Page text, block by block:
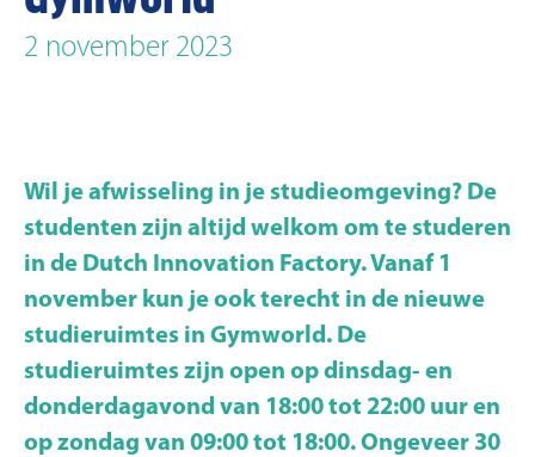
2 november 2023
Wil je afwisseling in je studieomgeving? De
studenten zijn altijd welkom om te studeren
in de Dutch Innovation Factory. Vanaf 1
november kun je ook terecht in de nieuwe
studieruimtes in Gymworld. De
studieruimtes zijn open op dinsdag- en
donderdagavond van 18:00 tot 22:00 uur en
op zondag van 09:00 tot 18:00. Ongeveer 30